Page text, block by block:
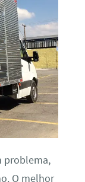
problema,
O melhor